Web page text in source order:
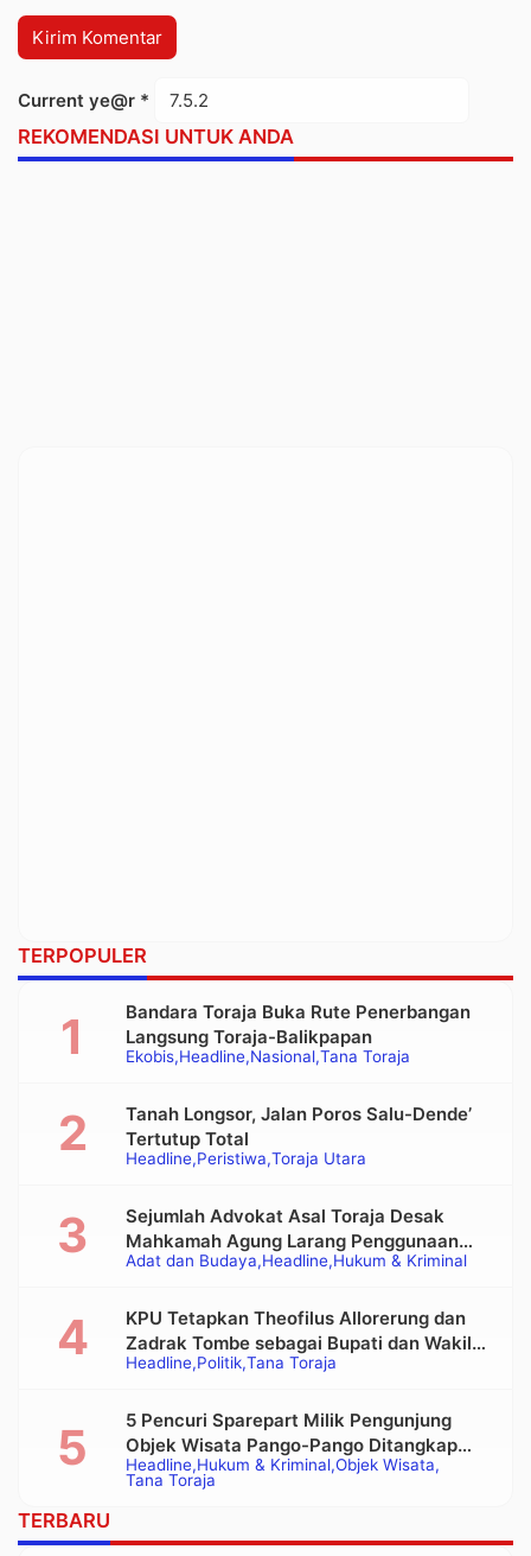
Current ye@r *
REKOMENDASI UNTUK ANDA
TERPOPULER
Ekobis Headline Nasional Tana Toraja
Bandara Toraja Buka Rute Penerbangan
Langsung Toraja-Balikpapan
Headline Peristiwa Toraja Utara
Tanah Longsor, Jalan Poros Salu-Dende’
Tertutup Total
Adat dan Budaya Headline Hukum & Kriminal
Sejumlah Advokat Asal Toraja Desak
Mahkamah Agung Larang Penggunaan
Alat Berat pada Eksekusi Rumah Adat
Headline Politik Tana Toraja
KPU Tetapkan Theofilus Allorerung dan
Zadrak Tombe sebagai Bupati dan Wakil
Bupati Tana Toraja Terpilih
Headline Hukum & Kriminal Objek Wisata
Tana Toraja
5 Pencuri Sparepart Milik Pengunjung
Objek Wisata Pango-Pango Ditangkap
Polisi
TERBARU